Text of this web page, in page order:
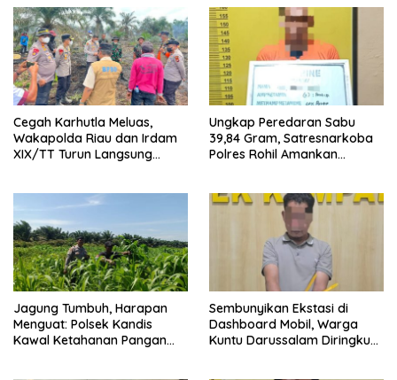
Cegah Karhutla Meluas,
Wakapolda Riau dan Irdam
XIX/TT Turun Langsung
Ungkap Peredaran Sabu
39,84 Gram, Satresnarkoba
Polres Rohil Amankan
Jagung Tumbuh, Harapan
Menguat: Polsek Kandis
Kawal Ketahanan Pangan
Sembunyikan Ekstasi di
Dashboard Mobil, Warga
Kuntu Darussalam Diringkus